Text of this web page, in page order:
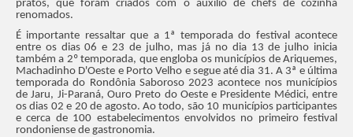
pratos, que foram criados com o auxílio de chefs de cozinha
renomados.
É importante ressaltar que a 1ª temporada do festival acontece
entre os dias 06 e 23 de julho, mas já no dia 13 de julho inicia
também a 2º temporada, que engloba os municípios de Ariquemes,
Machadinho D'Oeste e Porto Velho e segue até dia 31. A 3ª e última
temporada do Rondônia Saboroso 2023 acontece nos municípios
de Jaru, Ji-Paraná, Ouro Preto do Oeste e Presidente Médici, entre
os dias 02 e 20 de agosto. Ao todo, são 10 municípios participantes
e cerca de 100 estabelecimentos envolvidos no primeiro festival
rondoniense de gastronomia.